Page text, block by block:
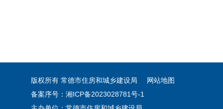
版权所有 常德市住房和城乡建设局
网站地图
备案序号：湘ICP备2023028781号-1